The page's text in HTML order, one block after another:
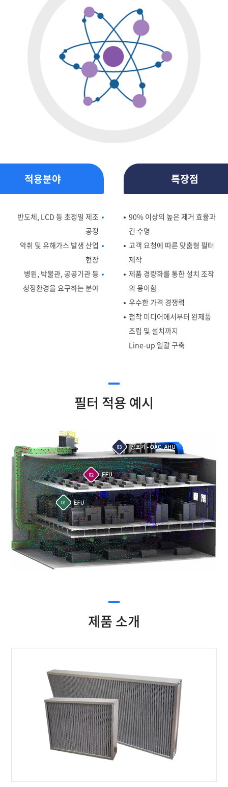
적용분야
반도체, LCD 등 초정밀 제조
공정
악취 및 유해가스 발생 산업
현장
병원, 박물관, 공공기관 등
청정환경을 요구하는 분야
특장점
90% 이상의 높은 제거 효율과
긴 수명
고객 요청에 따른 맞춤형 필터
제작
제품 경량화를 통한 설치 조작
의 용이함
우수한 가격 경쟁력
첨착 미디어에서부터 완제품
조립 및 설치까지
Line-up 일괄 구축
필터 적용 예시
제품 소개